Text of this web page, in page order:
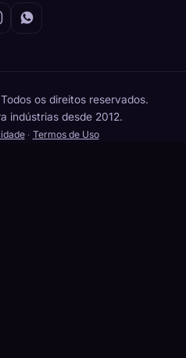
os direitos reservados.
indústrias desde 2012.
· Termos de Uso